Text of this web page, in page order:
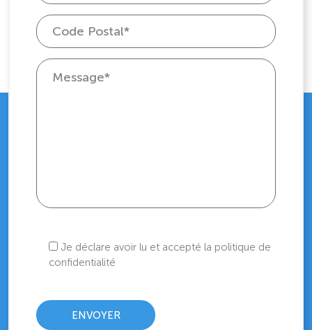
Je déclare avoir lu et accepté la politique de
confidentialité